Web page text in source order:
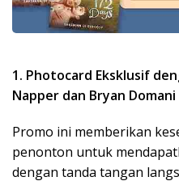
1. Photocard Eksklusif
Napper dan Bryan Domani
Promo ini memberikan
penonton untuk
dengan tanda tangan